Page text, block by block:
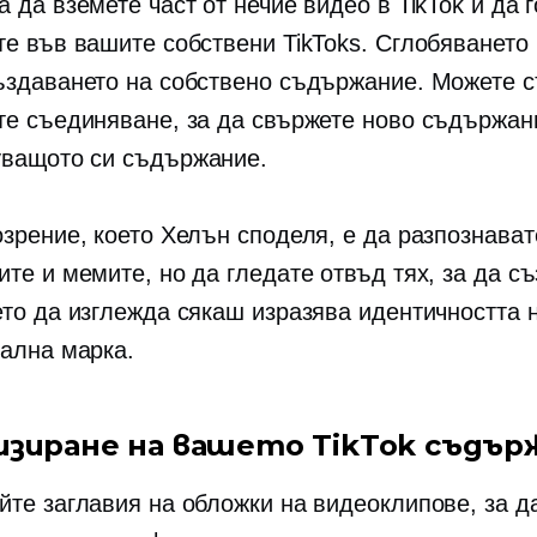
във вашите собствени TikToks.
на собствено съдържание. Можете
съединяване, за да свържете ново
си съдържание.
което Хелън споделя, е да
и мемите, но да гледате отвъд тях, за да
да изглежда сякаш изразява идентичността
марка.
на вашето TikTok
заглавия на обложки на видеоклипове, за